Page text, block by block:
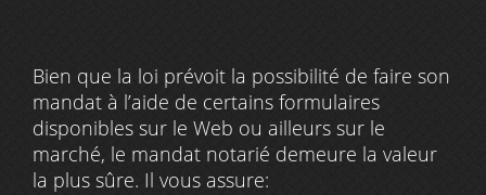
Bien que la loi prévoit la possibilité de faire son
mandat à l’aide de certains formulaires
disponibles sur le Web ou ailleurs sur le
marché, le mandat notarié demeure la valeur
la plus sûre. Il vous assure: